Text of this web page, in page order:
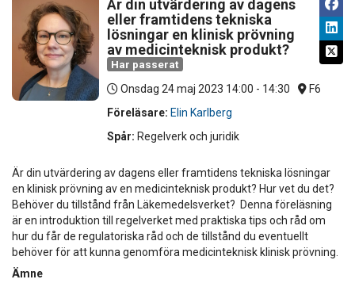
Är din utvärdering av dagens
eller framtidens tekniska
lösningar en klinisk prövning
av medicinteknisk produkt?
Har passerat
Onsdag 24 maj 2023 14:00 - 14:30
F6
Föreläsare: Elin Karlberg
Spår: Regelverk och juridik
Är din utvärdering av dagens eller framtidens tekniska lösningar
en klinisk prövning av en medicinteknisk produkt? Hur vet du det?
Behöver du tillstånd från Läkemedelsverket? Denna föreläsning
är en introduktion till regelverket med praktiska tips och råd om
hur du får de regulatoriska råd och de tillstånd du eventuellt
behöver för att kunna genomföra medicinteknisk klinisk prövning.
Ämne